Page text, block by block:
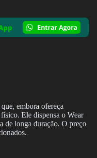
embora ofereça
Ele dispensa o Wear
de longa duração. O preço